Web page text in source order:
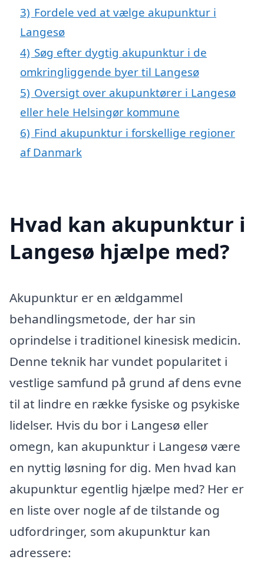
3) Fordele ved at vælge akupunktur i
Langesø
4) Søg efter dygtig akupunktur i de
omkringliggende byer til Langesø
5) Oversigt over akupunktører i Langesø
eller hele Helsingør kommune
6) Find akupunktur i forskellige regioner
af Danmark
Hvad kan akupunktur i
Langesø hjælpe med?
Akupunktur er en ældgammel
behandlingsmetode, der har sin
oprindelse i traditionel kinesisk medicin.
Denne teknik har vundet popularitet i
vestlige samfund på grund af dens evne
til at lindre en række fysiske og psykiske
lidelser. Hvis du bor i Langesø eller
omegn, kan akupunktur i Langesø være
en nyttig løsning for dig. Men hvad kan
akupunktur egentlig hjælpe med? Her er
en liste over nogle af de tilstande og
udfordringer, som akupunktur kan
adressere: